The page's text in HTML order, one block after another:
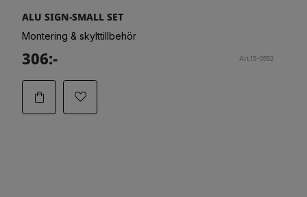
ALU SIGN-SMALL SET
Montering & skylttillbehör
306:- Art.15-0552